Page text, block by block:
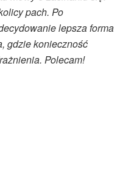
pach. Po
lepsza forma
gdzie konieczność
Polecam!